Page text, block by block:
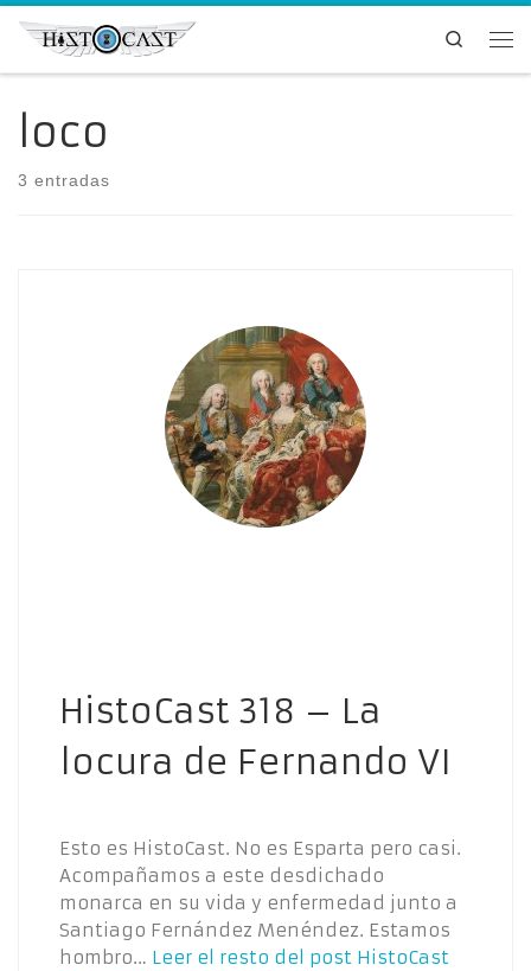
Saltar al contenido
Search
loco
3 entradas
HistoCast 318 – La
locura de Fernando VI
Esto es HistoCast. No es Esparta pero casi.
Acompañamos a este desdichado
monarca en su vida y enfermedad junto a
Santiago Fernández Menéndez. Estamos
hombro… Leer el resto del post HistoCast